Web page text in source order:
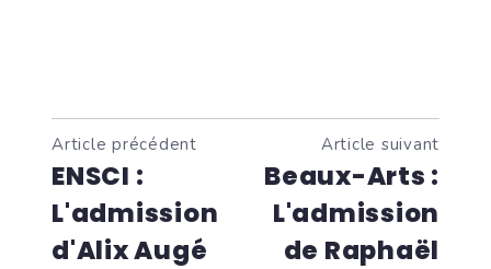
Article précédent
ENSCI :
L'admission
d'Alix Augé
Article suivant
Beaux-Arts :
L'admission
de Raphaël